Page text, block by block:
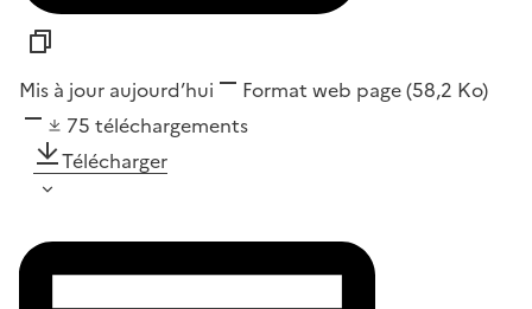
Mis à jour aujourd’hui Format web page(58,2 Ko)
75 téléchargements
Télécharger